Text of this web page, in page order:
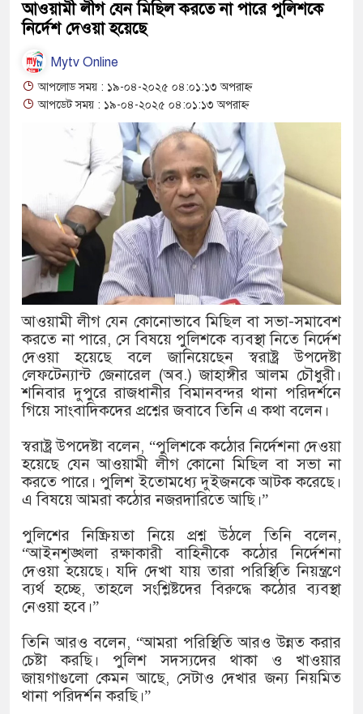
বিভিন্ন বিশ্ববিদ্যালয়ের
থাকায় বিক্রিতে নিষেধাজ্ঞা
আলাল
‘গুলশানের চামেলি’তে ভিন্ন রূপে
যৌনকর্মীর দালাল চরিত্রে
সারজিস-পাটোয়ারীসহ ১০ জনের
গুলশান থেকে সাবেক মন্ত্রী লতিফ
‘স্কুটি নাকি গোল্ড?’
এর ফ্রিডম ব্র্যান্ড, বাড়ল ক্যাম্পেইনের
সংবিধান অনুযায়ী যথাসময়ে
খিলক্ষেত থানা বিএনপির যুগ্ম
দেশের ৬ অঞ্চলে ঝড়ের আভাস
সার্ককে আরও গতিশীল করতে চায়
প্রেমের সম্পর্ক ছিন্ন না করায় মা-
প্রধানমন্ত্রীর সঙ্গে নবনিযুক্ত
হামের উপসর্গে আরও ৬ প্রাণহানি,
অবশেষে পদত্যাগ করলেন ভারতের
আওয়ামী লীগ যেন মিছিল করতে না পারে পুলিশকে
নির্দেশ দেওয়া হয়েছে
Mytv Online
আপলোড সময় : ১৯-০৪-২০২৫ ০৪:০১:১৩ অপরাহ্ন
আপডেট সময় : ১৯-০৪-২০২৫ ০৪:০১:১৩ অপরাহ্ন
আওয়ামী লীগ যেন কোনোভাবে মিছিল বা সভা-সমাবেশ
করতে না পারে, সে বিষয়ে পুলিশকে ব্যবস্থা নিতে নির্দেশ
দেওয়া হয়েছে বলে জানিয়েছেন স্বরাষ্ট্র উপদেষ্টা
লেফটেন্যান্ট জেনারেল (অব.) জাহাঙ্গীর আলম চৌধুরী।
শনিবার দুপুরে রাজধানীর বিমানবন্দর থানা পরিদর্শনে
গিয়ে সাংবাদিকদের প্রশ্নের জবাবে তিনি এ কথা বলেন।
স্বরাষ্ট্র উপদেষ্টা বলেন, “পুলিশকে কঠোর নির্দেশনা দেওয়া
হয়েছে যেন আওয়ামী লীগ কোনো মিছিল বা সভা না
করতে পারে। পুলিশ ইতোমধ্যে দুইজনকে আটক করেছে।
এ বিষয়ে আমরা কঠোর নজরদারিতে আছি।”
পুলিশের নিষ্ক্রিয়তা নিয়ে প্রশ্ন উঠলে তিনি বলেন,
“আইনশৃঙ্খলা রক্ষাকারী বাহিনীকে কঠোর নির্দেশনা
দেওয়া হয়েছে। যদি দেখা যায় তারা পরিস্থিতি নিয়ন্ত্রণে
ব্যর্থ হচ্ছে, তাহলে সংশ্লিষ্টদের বিরুদ্ধে কঠোর ব্যবস্থা
নেওয়া হবে।”
তিনি আরও বলেন, “আমরা পরিস্থিতি আরও উন্নত করার
চেষ্টা করছি। পুলিশ সদস্যদের থাকা ও খাওয়ার
জায়গাগুলো কেমন আছে, সেটাও দেখার জন্য নিয়মিত
থানা পরিদর্শন করছি।”